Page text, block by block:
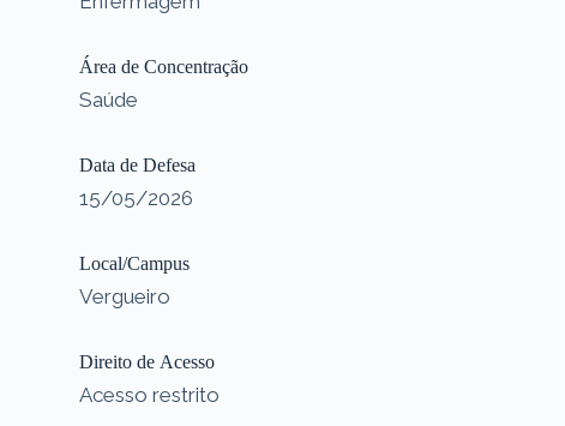
Área de Concentração
Saúde
Data de Defesa
15/05/2026
Local/Campus
Vergueiro
Direito de Acesso
Acesso restrito